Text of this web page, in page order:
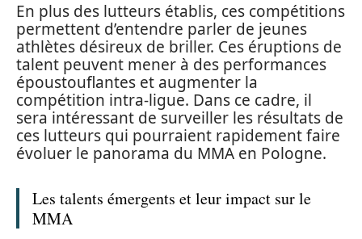
En plus des lutteurs établis, ces compétitions
permettent d’entendre parler de jeunes
athlètes désireux de briller. Ces éruptions de
talent peuvent mener à des performances
époustouflantes et augmenter la
compétition intra-ligue. Dans ce cadre, il
sera intéressant de surveiller les résultats de
ces lutteurs qui pourraient rapidement faire
évoluer le panorama du MMA en Pologne.
Les talents émergents et leur impact sur le
MMA